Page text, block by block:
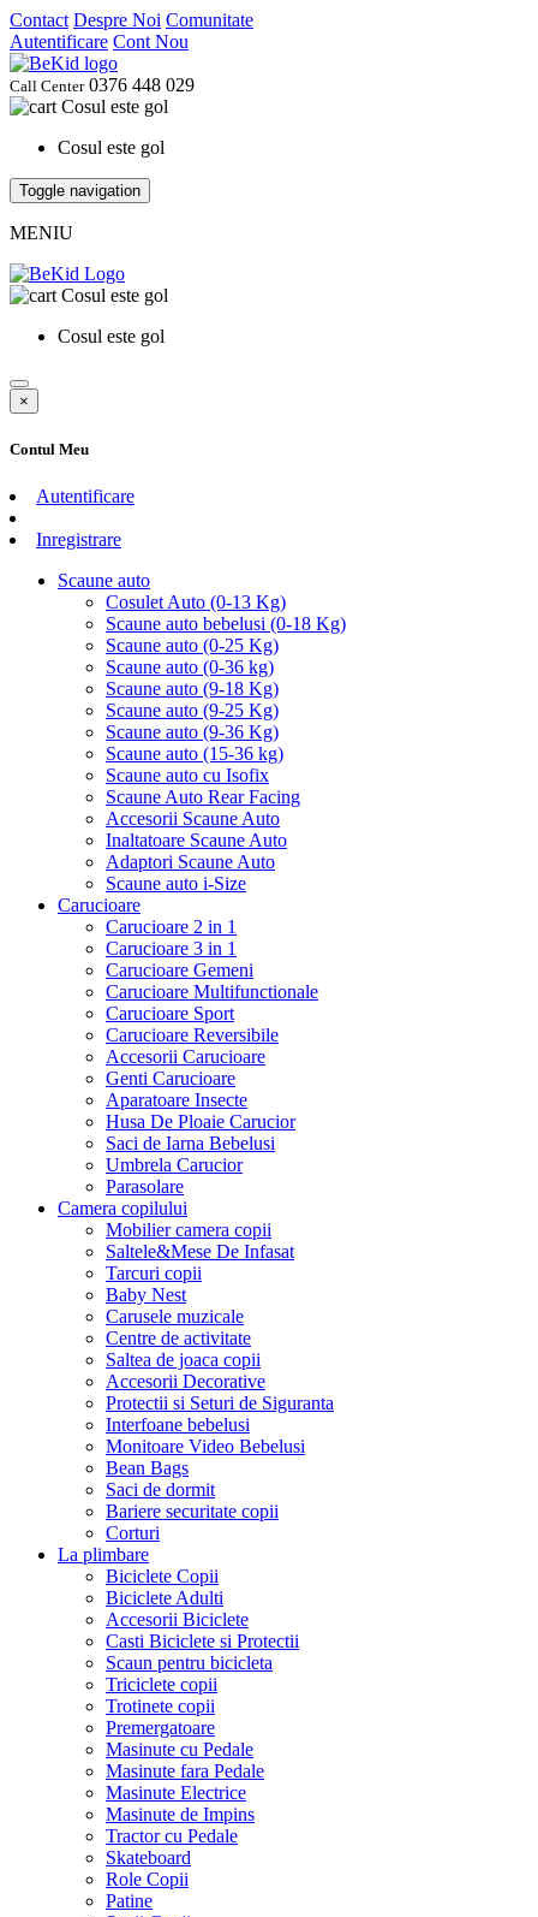
Contact Despre Noi Comunitate
Autentificare Cont Nou
Call Center0376 448 029
Cosul este gol
Cosul este gol
Toggle navigation
MENIU
Cosul este gol
Cosul este gol
×
Contul Meu
Autentificare
Inregistrare
Scaune auto
Cosulet Auto (0-13 Kg)
Scaune auto bebelusi (0-18 Kg)
Scaune auto (0-25 Kg)
Scaune auto (0-36 kg)
Scaune auto (9-18 Kg)
Scaune auto (9-25 Kg)
Scaune auto (9-36 Kg)
Scaune auto (15-36 kg)
Scaune auto cu Isofix
Scaune Auto Rear Facing
Accesorii Scaune Auto
Inaltatoare Scaune Auto
Adaptori Scaune Auto
Scaune auto i-Size
Carucioare
Carucioare 2 in 1
Carucioare 3 in 1
Carucioare Gemeni
Carucioare Multifunctionale
Carucioare Sport
Carucioare Reversibile
Accesorii Carucioare
Genti Carucioare
Aparatoare Insecte
Husa De Ploaie Carucior
Saci de Iarna Bebelusi
Umbrela Carucior
Parasolare
Camera copilului
Mobilier camera copii
Saltele&Mese De Infasat
Tarcuri copii
Baby Nest
Carusele muzicale
Centre de activitate
Saltea de joaca copii
Accesorii Decorative
Protectii si Seturi de Siguranta
Interfoane bebelusi
Monitoare Video Bebelusi
Bean Bags
Saci de dormit
Bariere securitate copii
Corturi
La plimbare
Biciclete Copii
Biciclete Adulti
Accesorii Biciclete
Casti Biciclete si Protectii
Scaun pentru bicicleta
Triciclete copii
Trotinete copii
Premergatoare
Masinute cu Pedale
Masinute fara Pedale
Masinute Electrice
Masinute de Impins
Tractor cu Pedale
Skateboard
Role Copii
Patine